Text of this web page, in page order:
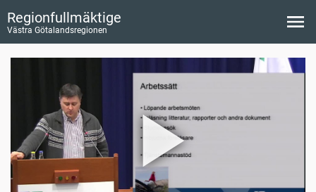
Regionfullmäktige
Västra Götalandsregionen